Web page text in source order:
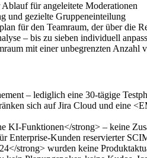
für angeleitete Moderationen
und gezielte Gruppeneinteilung
für den Teamraum, der über die
– bis zu sieben individuell
mit einer unbegrenzten Anzahl
– lediglich eine 30-tägige
sich auf Jira Cloud und eine
KI-Funktionen</strong> – keine
Enterprise-Kunden reservierter
strong> wurden keine